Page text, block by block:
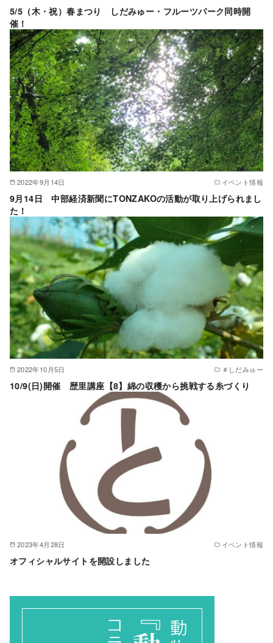
5/5（木・祝）春まつり しだみゅー・フルーツパーク同時開
催！
2022年9月14日 イベント情報
9月14日 中部経済新聞にTONZAKOの活動が取り上げられまし
た！
2022年10月5日 ＃しだみゅー
10/9(日)開催 歴里講座【8】綿の収穫から挑戦する糸づくり
2023年4月28日 イベント情報
オフィシャルサイトを開設しました